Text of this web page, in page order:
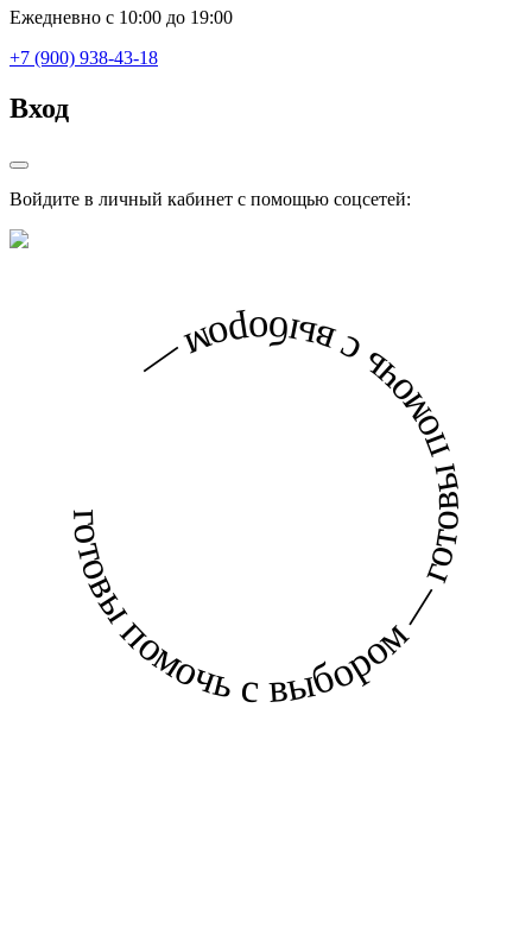
Ежедневно с 10:00 до 19:00
+7 (900) 938-43-18
Вход
Войдите в личный кабинет с помощью соцсетей:
готовы помочь с выбором — готовы помочь с выбором —